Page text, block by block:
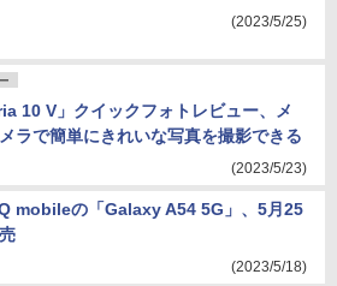
(2023/5/25)
10 V」クイックフォトレビュー、メ
ラで簡単にきれいな写真を撮影できる
(2023/5/23)
mobileの「Galaxy A54 5G」、5月25
(2023/5/18)